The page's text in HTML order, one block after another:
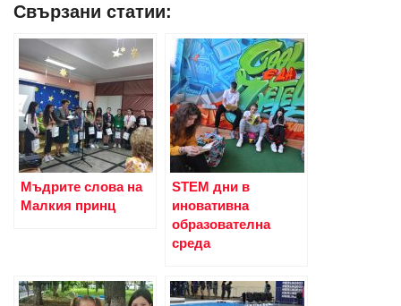
Свързани статии:
Мъдрите слова на
Малкия принц
STEM дни в
иновативна
образователна
среда